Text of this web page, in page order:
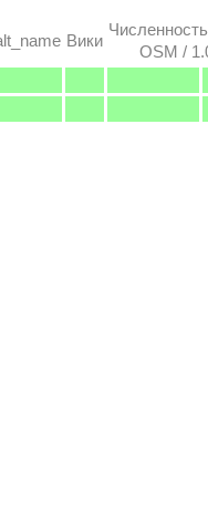
Вики
OSM /